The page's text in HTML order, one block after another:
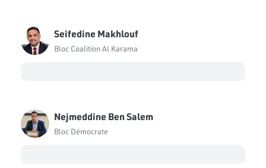
Seifedine Makhlouf
Bloc Coalition Al Karama
Nejmeddine Ben Salem
Bloc Démocrate